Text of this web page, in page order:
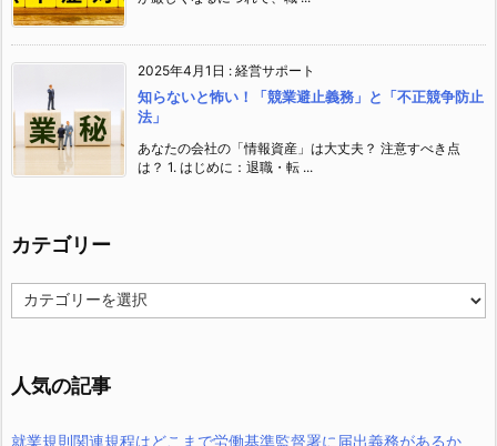
2025年4月1日 : 経営サポート
知らないと怖い！「競業避止義務」と「不正競争防止
法」
あなたの会社の「情報資産」は大丈夫？ 注意すべき点
は？ 1. はじめに：退職・転 ...
カテゴリー
テ
ー
人気の記事
就業規則関連規程はどこまで労働基準監督署に届出義務があるか